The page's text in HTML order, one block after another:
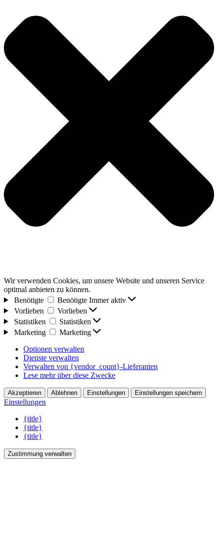
Wir verwenden Cookies, um unsere Website und unseren Service
optimal anbieten zu können.
Benötigte
Benötigte Immer aktiv
Vorlieben
Vorlieben
Statistiken
Statistiken
Marketing
Marketing
Optionen verwalten
Dienste verwalten
Verwalten von {vendor_count}-Lieferanten
Lese mehr über diese Zwecke
Akzeptieren Ablehnen Einstellungen Einstellungen speichern
Einstellungen
{title}
{title}
{title}
Zustimmung verwalten